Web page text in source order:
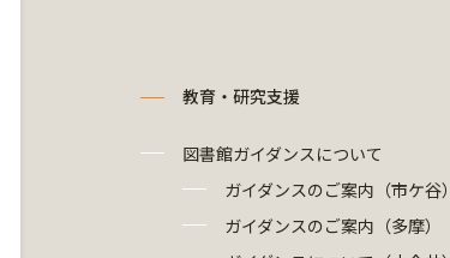
教育・研究支援
図書館ガイダンスについて
ガイダンスのご案内（市ケ谷）
ガイダンスのご案内（多摩）